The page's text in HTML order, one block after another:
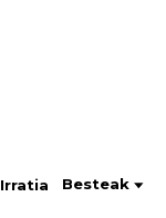
Irratia Besteak